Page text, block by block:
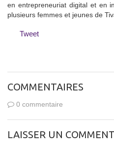
en entrepreneuriat digital et en
plusieurs femmes et jeunes de
Tweet
COMMENTAIRES
0 commentaire
LAISSER UN